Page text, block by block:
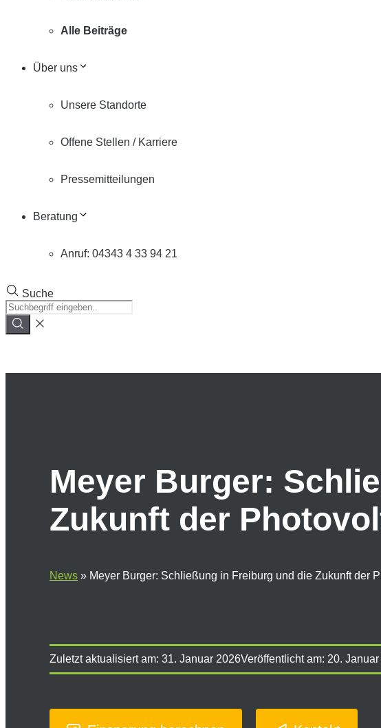
Alle Beiträge
Über uns
Unsere Standorte
Offene Stellen / Karriere
Pressemitteilungen
Beratung
Anruf: 04343 4 33 94 21
Suche
Meyer Burger:
Zukunft der
News » Meyer Burger: Schließung in Freiburg und die Zukunft der
Zuletzt aktualisiert am: 31. Januar 2026Veröffentlicht am: 20.